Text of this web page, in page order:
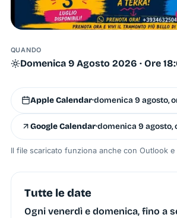
QUANDO
Domenica 9 Agosto 2026 · Ore
Apple Calendar·domenica 9 agosto,
Google Calendar·domenica 9 agosto,
Il file scaricato funziona anche con Outlook
Tutte le date
Ogni venerdì e domenica, fino a